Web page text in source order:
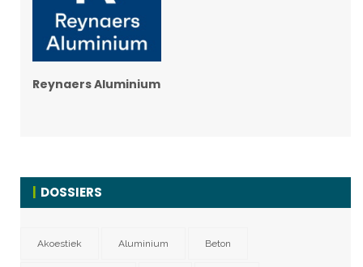
Reynaers Aluminium
DOSSIERS
Akoestiek Aluminium Beton